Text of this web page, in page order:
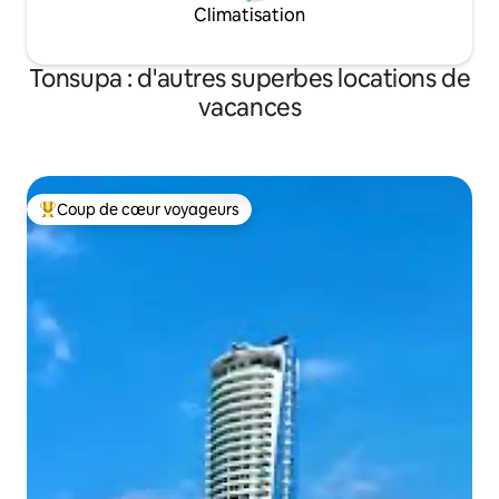
Climatisation
Tonsupa : d'autres superbes locations de
vacances
Coups de cœur voyageurs les plus appréciés
Coup de cœur voyageurs